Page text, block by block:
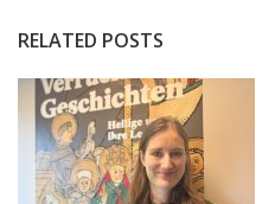
RELATED POSTS